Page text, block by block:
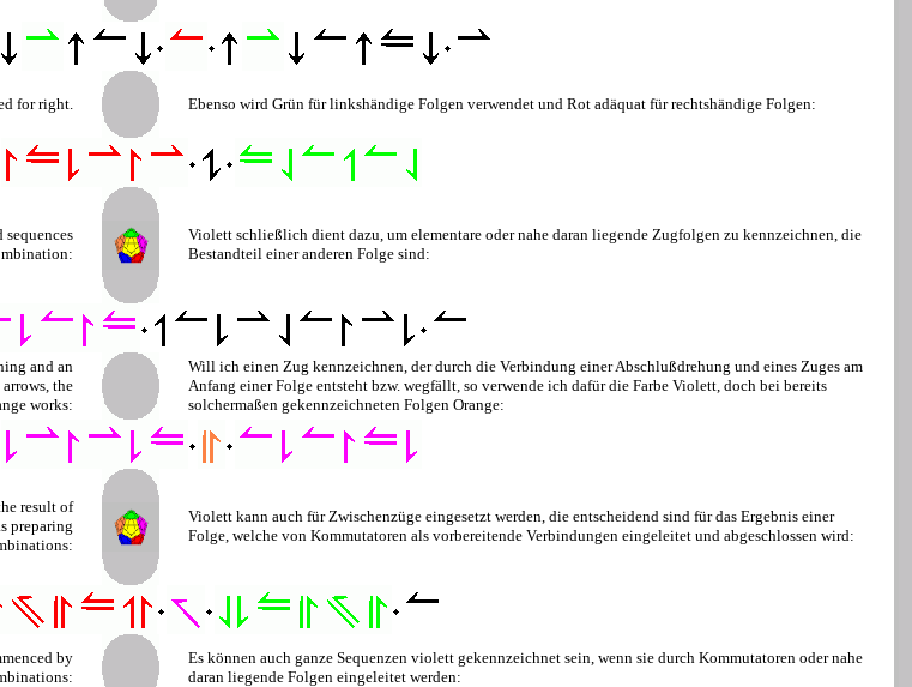
for right. Ebenso wird Grün für linkshändige Folgen verwendet und Rot adäquat für rechtshändige Folgen:
Violett schließlich dient dazu, um elementare oder nahe daran liegende Zugfolgen zu kennzeichnen, die
Bestandteil einer anderen Folge sind:
and an
the
works:
Will ich einen Zug kennzeichnen, der durch die Verbindung einer Abschlußdrehung und eines Zuges am
Anfang einer Folge entsteht bzw. wegfällt, so verwende ich dafür die Farbe Violett, doch bei bereits
solchermaßen gekennzeichneten Folgen Orange:
result of
preparing
Violett kann auch für Zwischenzüge eingesetzt werden, die entscheidend sind für das Ergebnis einer
Folge, welche von Kommutatoren als vorbereitende Verbindungen eingeleitet und abgeschlossen wird:
by
Es können auch ganze Sequenzen violett gekennzeichnet sein, wenn sie durch Kommutatoren oder nahe
daran liegende Folgen eingeleitet werden: